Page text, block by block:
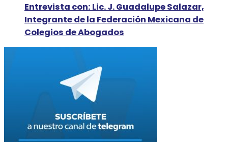
Entrevista con: Lic. J. Guadalupe Salazar,
Integrante de la Federación Mexicana de
Colegios de Abogados